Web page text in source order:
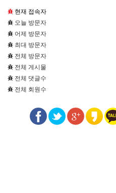
현재 접속자
오늘 방문자
어제 방문자
최대 방문자
전체 방문자
전체 게시물
전체 댓글수
전체 회원수